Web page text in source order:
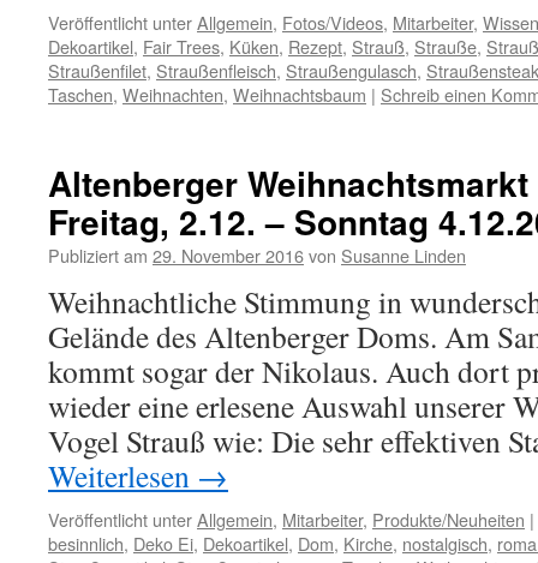
Veröffentlicht unterAllgemein, Fotos/Videos, Mitarbeiter,
Dekoartikel, Fair Trees, Küken, Rezept, Strauß, Strauße,
Straußenfilet, Straußenfleisch, Straußengulasch, Straußensteak
Taschen, Weihnachten, Weihnachtsbaum | Schreib einen
Altenberger
Freitag, 2.12. – Sonntag
Publiziert am 29. November 2016von Susanne Linden
Weihnachtliche Stimmung in
Gelände des Altenberger Doms. Am
kommt sogar der Nikolaus. Auch dort
wieder eine erlesene Auswahl unserer
Vogel Strauß wie: Die sehr effektiven
Weiterlesen →
Veröffentlicht unterAllgemein, Mitarbeiter, Produkte/Neuheiten |
besinnlich, Deko Ei, Dekoartikel, Dom, Kirche, nostalgisch,